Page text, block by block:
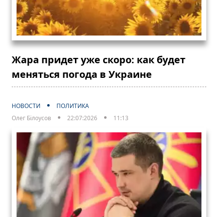
Жара придет уже скоро: как будет
меняться погода в Украине
НОВОСТИ
ПОЛИТИКА
Олег Білоусов
22:07:2026 11:13